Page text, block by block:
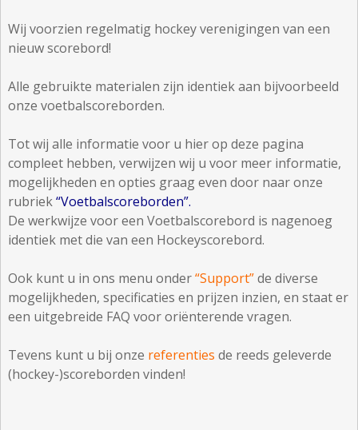
Wij voorzien regelmatig hockey verenigingen van een
nieuw scorebord!
Alle gebruikte materialen zijn identiek aan bijvoorbeeld
onze voetbalscoreborden.
Tot wij alle informatie voor u hier op deze pagina
compleet hebben, verwijzen wij u voor meer informatie,
mogelijkheden en opties graag even door naar onze
rubriek“Voetbalscoreborden”.
De werkwijze voor een Voetbalscorebord is nagenoeg
identiek met die van een Hockeyscorebord.
Ook kunt u in ons menu onder“Support”de diverse
mogelijkheden, specificaties en prijzen inzien, en staat er
een uitgebreide FAQ voor oriënterende vragen.
Tevens kunt u bij onze referentiesde reeds geleverde
(hockey-)scoreborden vinden!